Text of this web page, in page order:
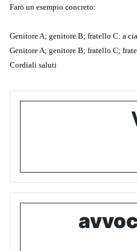
Farò un esempio concreto:
Genitore A; genitore B; fratello C: a
Genitore A; genitore B; fratello C;
Cordiali saluti